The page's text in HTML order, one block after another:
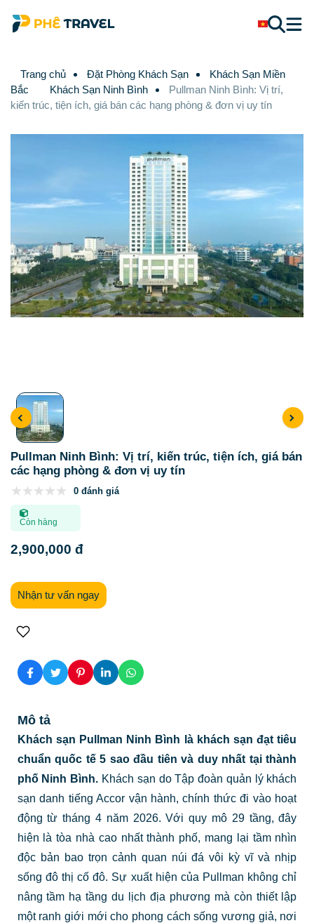
Trang chủ Đặt Phòng Khách Sạn
Khách Sạn Miền
Bắc
Khách Sạn Ninh Bình
Pullman Ninh Bình: Vị trí,
kiến trúc, tiện ích, giá bán các hạng phòng & đơn vị uy tín
Pullman Ninh Bình: Vị trí, kiến trúc, tiện ích, giá bán
các hạng phòng & đơn vị uy tín
0 đánh giá
Còn hàng
2,900,000 đ
Nhận tư vấn ngay
Mô tả
Khách sạn Pullman Ninh Bình là khách sạn đạt tiêu
chuẩn quốc tế 5 sao đầu tiên và duy nhất tại thành
phố Ninh Bình. Khách sạn do Tập đoàn quản lý khách
sạn danh tiếng Accor vận hành, chính thức đi vào hoạt
động từ tháng 4 năm 2026. Với quy mô 29 tầng, đây
hiện là tòa nhà cao nhất thành phố, mang lại tầm nhìn
độc bản bao trọn cảnh quan núi đá vôi kỳ vĩ và nhịp
sống đô thị cố đô. Sự xuất hiện của Pullman không chỉ
nâng tầm hạ tầng du lịch địa phương mà còn thiết lập
một ranh giới mới cho phong cách sống vương giả, nơi